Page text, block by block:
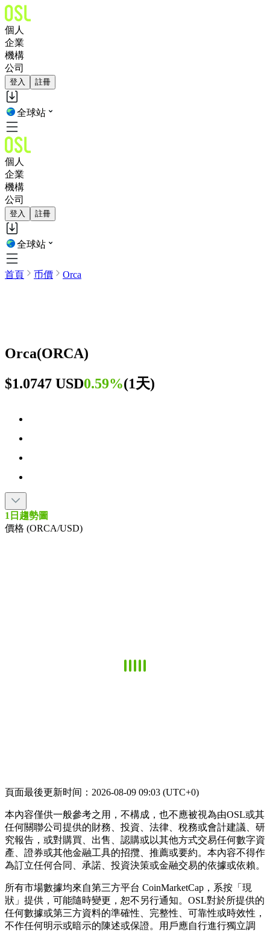
個人
企業
機構
公司
登入 註冊
全球站
個人
企業
機構
公司
登入 註冊
全球站
首頁 币價 Orca
Orca(ORCA)
$1.0747 USD0.59%(1天)
1日趨勢圖
價格 (ORCA/USD)
頁面最後更新时间：2026-08-09 09:03 (UTC+0)
本內容僅供一般參考之用，不構成，也不應被視為由OSL或其
任何關聯公司提供的財務、投資、法律、稅務或會計建議、研
究報告，或對購買、出售、認購或以其他方式交易任何數字資
產、證券或其他金融工具的招攬、推薦或要約。本內容不得作
為訂立任何合同、承諾、投資決策或金融交易的依據或依賴。
所有市場數據均來自第三方平台 CoinMarketCap，系按「現
狀」提供，可能隨時變更，恕不另行通知。OSL對於所提供的
任何數據或第三方資料的準確性、完整性、可靠性或時效性，
不作任何明示或暗示的陳述或保證。用戶應自行進行獨立調